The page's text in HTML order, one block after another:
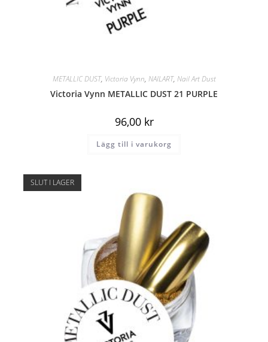
METALLIC DUST, Victoria Vynn, NAILART, Nail Art Dust
Victoria Vynn METALLIC DUST 21 PURPLE
96,00 kr
Lägg till i varukorg
SLUT I LAGER